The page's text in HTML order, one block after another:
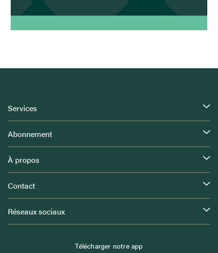
Services
Abonnement
À propos
Contact
Réseaux sociaux
Télécharger notre app